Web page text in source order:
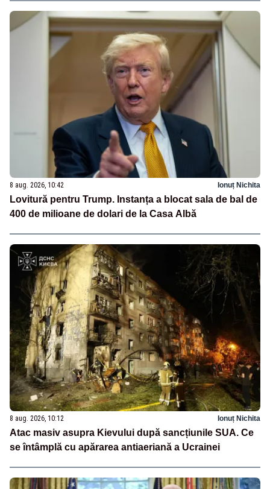
8 aug. 2026, 10:42 Ionuț Nichita
Lovitură pentru Trump. Instanța a blocat sala de bal de
400 de milioane de dolari de la Casa Albă
8 aug. 2026, 10:12 Ionuț Nichita
Atac masiv asupra Kievului după sancțiunile SUA. Ce
se întâmplă cu apărarea antiaeriană a Ucrainei